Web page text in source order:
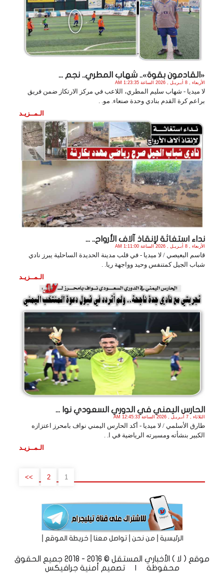
«القادمون بقوة».. شهاب المطري.. نجم ...
الأربعاء , 8 أبـريـل , 2026 الساعة 1:23:35 AM
لا ميديا - شهاب سليم المطري، اللاعب في مركز الارتكاز ضمن فريق
براعم كرة القدم بنادي وحدة صنعاء. مو. .
الـمــزيـد
نداء استغاثة لإنقاذ آلاف الأرواح.. ...
الأربعاء , 8 أبـريـل , 2026 الساعة 1:11:00 AM
قاسم البعيصي / لا ميديا - في قلب مدينة الحديدة الساحلية يبرز نادي
شباب الجيل كمتنفس وحيد وواجهة ريا. .
الـمــزيـد
الحارس اليمني في الدوري السعودي نوا ...
الثلاثاء , 7 أبـريـل , 2026 الساعة 12:45:33 AM
طارق الأسلمي / لا ميديا - أكد الحارس اليمني نواف بامحرز اعتزازه
الكبير بنشأته ومسيرته الرياضية في ا. .
الـمــزيـد
1
2
>>
الرئيسية|من نحن|تواصل معنا|خريطة الموقع
موقع ( لا ) الأخباري المستقل © 2016 - 2018 جميع الحقوق
محفوظة | تصميم
أمنية جرافيكس